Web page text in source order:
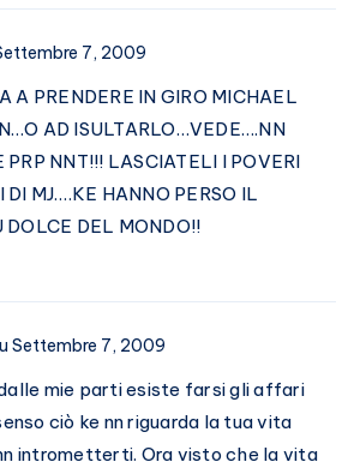
7, 2009
A PRENDERE IN GIRO MICHAEL
AD ISULTARLO…VEDE….NN
PRP NNT!!! LASCIATELI I POVERI
DI MJ….KE HANNO PERSO IL
DOLCE DEL MONDO!!
Settembre 7, 2009
mie parti esiste farsi gli affari
ciò ke nn riguarda la tua vita
intrometterti. Ora visto che la vita